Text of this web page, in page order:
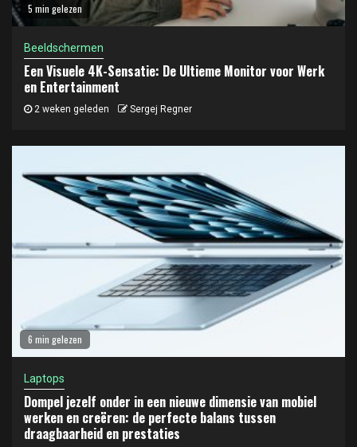
5 min gelezen
Beeldschermen
Een Visuele 4K-Sensatie: De Ultieme Monitor voor Werk
en Entertainment
2 weken geleden Sergej Regner
6 min gelezen
Laptops
Dompel jezelf onder in een nieuwe dimensie van mobiel
werken en creëren: de perfecte balans tussen
draagbaarheid en prestaties